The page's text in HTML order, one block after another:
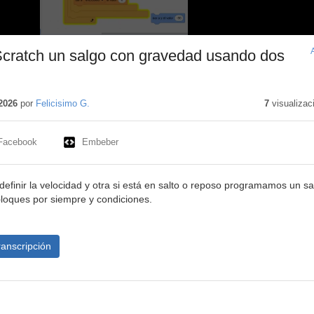
un salgo con gravedad usando dos
por Felicisimo G. 7
Embeber
la velocidad y otra si está en salto o reposo programamos un
por siempre y condiciones.